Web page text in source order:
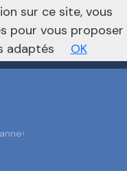
Vers le site national
›
sur ce site, vous
pour vous proposer
adaptés
OK